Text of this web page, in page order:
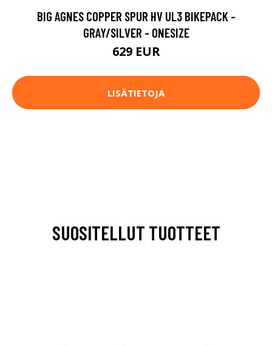
BIG AGNES COPPER SPUR HV UL3 BIKEPACK -
GRAY/SILVER - ONESIZE
629 EUR
LISÄTIETOJA
SUOSITELLUT TUOTTEET